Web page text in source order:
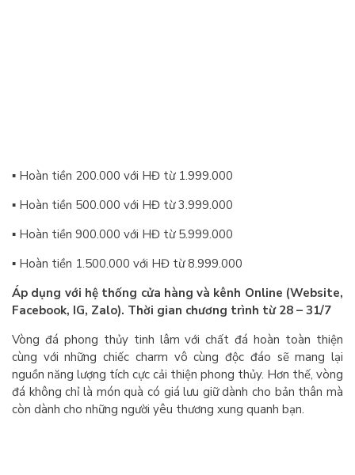
▪️ Hoàn tiền 200.000 với HĐ từ 1.999.000
▪️ Hoàn tiền 500.000 với HĐ từ 3.999.000
▪️ Hoàn tiền 900.000 với HĐ từ 5.999.000
▪️ Hoàn tiền 1.500.000 với HĐ từ 8.999.000
Áp dụng với hệ thống cửa hàng và kênh Online (Website,
Facebook, IG, Zalo). Thời gian chương trình từ 28 – 31/7
Vòng đá phong thủy tinh lâm với chất đá hoàn toàn thiện
cùng với những chiếc charm vô cùng độc đáo sẽ mang lại
nguồn năng lượng tích cực cải thiện phong thủy. Hơn thế, vòng
đá không chỉ là món quà có giá lưu giữ dành cho bản thân mà
còn dành cho những người yêu thương xung quanh bạn.